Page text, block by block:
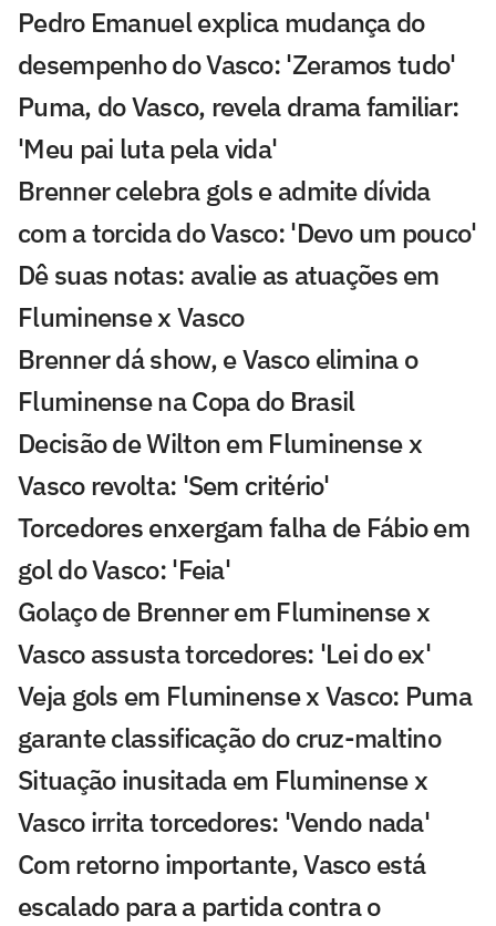
Pedro Emanuel explica mudança do
desempenho do Vasco: 'Zeramos tudo'
Puma, do Vasco, revela drama familiar:
'Meu pai luta pela vida'
Brenner celebra gols e admite dívida
com a torcida do Vasco: 'Devo um pouco'
Dê suas notas: avalie as atuações em
Fluminense x Vasco
Brenner dá show, e Vasco elimina o
Fluminense na Copa do Brasil
Decisão de Wilton em Fluminense x
Vasco revolta: 'Sem critério'
Torcedores enxergam falha de Fábio em
gol do Vasco: 'Feia'
Golaço de Brenner em Fluminense x
Vasco assusta torcedores: 'Lei do ex'
Veja gols em Fluminense x Vasco: Puma
garante classificação do cruz-maltino
Situação inusitada em Fluminense x
Vasco irrita torcedores: 'Vendo nada'
Com retorno importante, Vasco está
escalado para a partida contra o